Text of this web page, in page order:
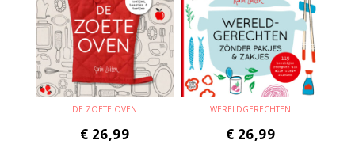
DE ZOETE OVEN
€ 26,99
WERELDGERECHTEN
€ 26,99